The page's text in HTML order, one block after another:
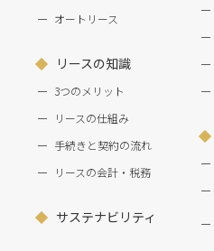
オートリース
リースの知識
3つのメリット
リースの仕組み
手続きと契約の流れ
リースの会計・税務
サステナビリティ